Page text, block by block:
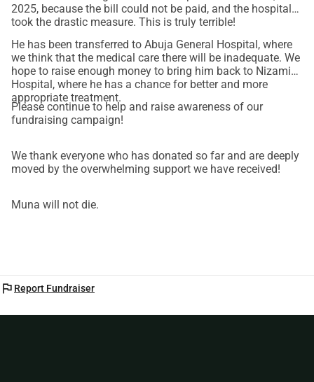
to all of us is heartbreaking. We cannot imagine it. How
could we! Muna was full of life and suddenly fell so
seriously ill. And we feel devastated and very sad to watch
him helplessly slipping away from our hands with every
passing hour because of money. The situation is so
incredibly unbearable. That is why we are appealing for
your support.
could together do something and save him. Please, from
the bottom of our hearts, we appeal to you to join us and
every single contribution, no matter how small, brings us
Together, we can give Muna life and a future!
2025, because the bill could not be paid, and the hospital
took the drastic measure. This is truly terrible!
He has been transferred to Abuja General Hospital, where
we think that the medical care there will be inadequate. We
hope to raise enough money to bring him back to Nizamiye
Hospital, where he has a chance for better and more
appropriate treatment.
Please continue to help and raise awareness of our
fundraising campaign!
We thank everyone who has donated so far and are deeply
moved by the overwhelming support we have received!
Muna will not die.
flag Report Fundraiser